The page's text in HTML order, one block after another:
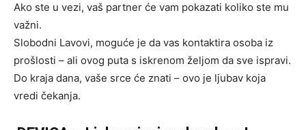
Ako ste u vezi, vaš partner će vam pokazati koliko ste mu
važni.
Slobodni Lavovi, moguće je da vas kontaktira osoba iz
prošlosti – ali ovog puta s iskrenom željom da sve ispravi.
Do kraja dana, vaše srce će znati – ovo je ljubav koja
vredi čekanja.